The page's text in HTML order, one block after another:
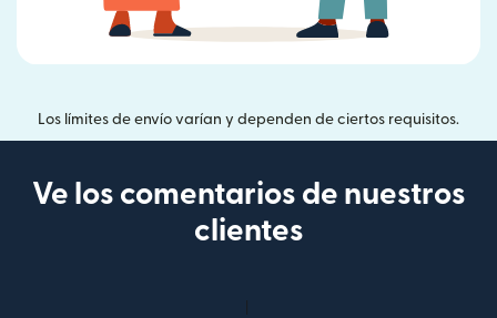
Los límites de envío varían y dependen de ciertos requisitos.
Ve los comentarios de nuestros
clientes